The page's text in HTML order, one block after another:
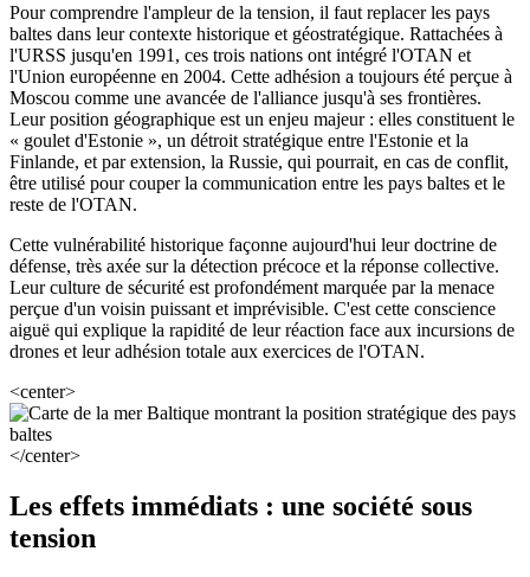
Pour comprendre l'ampleur de la tension, il faut replacer les pays
baltes dans leur contexte historique et géostratégique. Rattachées à
l'URSS jusqu'en 1991, ces trois nations ont intégré l'OTAN et
l'Union européenne en 2004. Cette adhésion a toujours été perçue à
Moscou comme une avancée de l'alliance jusqu'à ses frontières.
Leur position géographique est un enjeu majeur : elles constituent le
« goulet d'Estonie », un détroit stratégique entre l'Estonie et la
Finlande, et par extension, la Russie, qui pourrait, en cas de conflit,
être utilisé pour couper la communication entre les pays baltes et le
reste de l'OTAN.
Cette vulnérabilité historique façonne aujourd'hui leur doctrine de
défense, très axée sur la détection précoce et la réponse collective.
Leur culture de sécurité est profondément marquée par la menace
perçue d'un voisin puissant et imprévisible. C'est cette conscience
aiguë qui explique la rapidité de leur réaction face aux incursions de
drones et leur adhésion totale aux exercices de l'OTAN.
<center>
</center>
Les effets immédiats : une société sous
tension